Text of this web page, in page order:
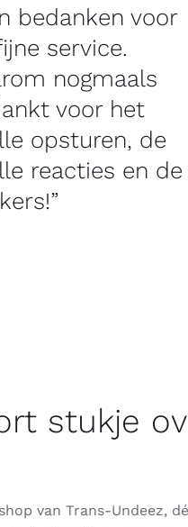
bedanken voor
service.
nogmaals
voor het
opsturen, de
reacties en de
stukje
van Trans-Undeez,